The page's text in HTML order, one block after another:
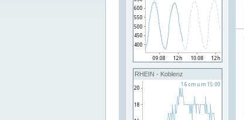
RHEIN - Koblenz